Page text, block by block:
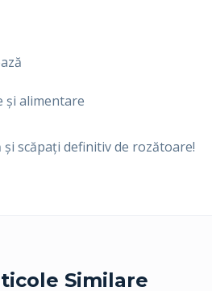
și alimentare
scăpați definitiv de rozătoare!
Similare